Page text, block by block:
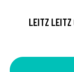
LEITZ LEITZ